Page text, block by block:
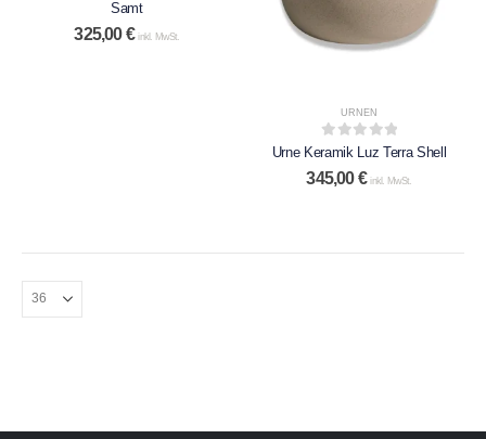
Samt
325,00€ inkl. MwSt.
URNEN
0out of 5
Urne Keramik Luz Terra Shell
345,00€ inkl. MwSt.